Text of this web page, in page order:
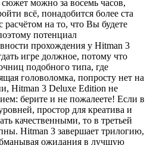
сюжет можно за восемь часов,
всё, понадобится более ста
расчётом на то, что Вы будете
потенциал
прохождения у Hitman 3
игре должное, потому что
подобного типа, где
головоломка, попросту нет на
Hitman 3 Deluxe Edition не
берите и не пожалеете! Если в
простор для креатива и
качественными, то в третьей
Hitman 3 завершает трилогию,
ожидания в лучшую